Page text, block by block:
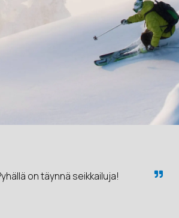
on täynnä seikkailuja!